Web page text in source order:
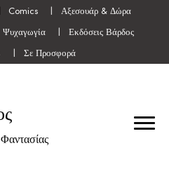
Comics
Αξεσουάρ & Δώρα
Ψυχαγωγία
Εκδόσεις Βάρδος
Σε Προσφορά